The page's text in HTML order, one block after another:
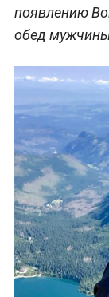
появлению
обед